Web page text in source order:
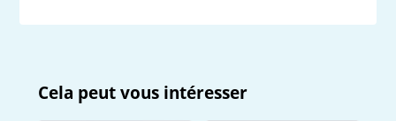
Cela peut vous intéresser